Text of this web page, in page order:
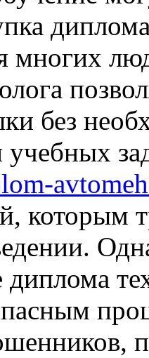
многих
без
учебных
которым